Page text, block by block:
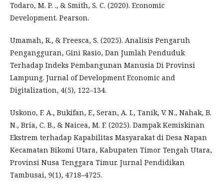
Todaro, M. P. ., & Smith, S. C. (2020). Economic
Development. Pearson.
Umamah, R., & Freesca, S. (2025). Analisis Pengaruh
Pengangguran, Gini Rasio, Dan Jumlah Penduduk
Terhadap Indeks Pembangunan Manusia Di Provinsi
Lampung. Jurnal of Development Economic and
Digitalization, 4(5), 122–134.
Uskono, F. A., Bukifan, F., Seran, A. I., Tanik, V. N., Nahak, B.
N., Bria, C. B., & Naicea, M. F. (2025). Dampak Kemiskinan
Ekstrem terhadap Kapabilitas Masyarakat di Desa Napan
Kecamatan Bikomi Utara, Kabupaten Timor Tengah Utara,
Provinsi Nusa Tenggara Timur. Jurnal Pendidikan
Tambusai, 9(1), 4718–4725.